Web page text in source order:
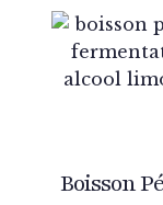
Boisson